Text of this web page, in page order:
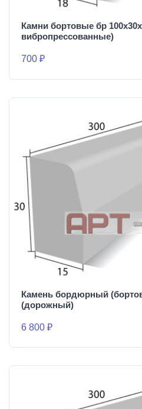
Камни бортовые бр
вибропрессованные)
700 ₽
Камень бордюрный
(дорожный)
6 800 ₽